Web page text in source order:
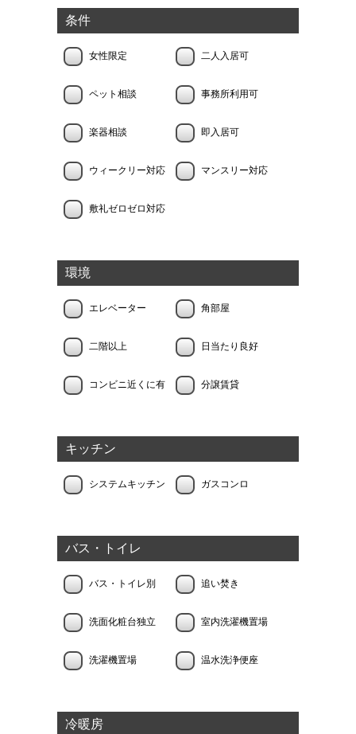
条件
女性限定 二人入居可
ペット相談 事務所利用可
楽器相談 即入居可
ウィークリー対応 マンスリー対応
敷礼ゼロゼロ対応
環境
エレベーター 角部屋
二階以上 日当たり良好
コンビニ近くに有 分譲賃貸
キッチン
システムキッチン ガスコンロ
バス・トイレ
バス・トイレ別 追い焚き
洗面化粧台独立 室内洗濯機置場
洗濯機置場 温水洗浄便座
冷暖房